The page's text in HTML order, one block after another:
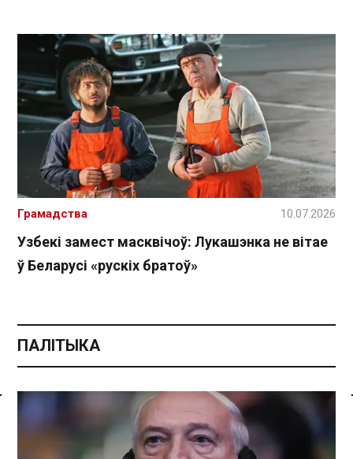
Спасылка без VPN
Узбекі замест масквічоў: Лукашэнка не вітае
ў Беларусі «рускіх братоў»
Грамадства 10.07.2026
ПАЛІТЫКА